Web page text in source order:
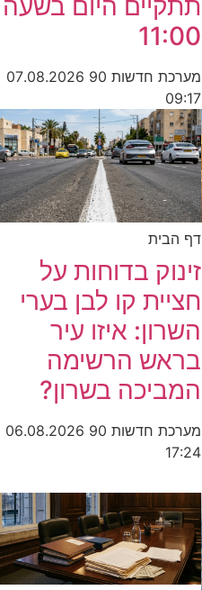
11:00
מערכת חדשות 90
07.08.2026
09:17
דף הבית
זינוק בדוחות על
חציית קו לבן בערי
השרון: איזו עיר
בראש הרשימה
המביכה בשרון?
מערכת חדשות 90
06.08.2026
17:24